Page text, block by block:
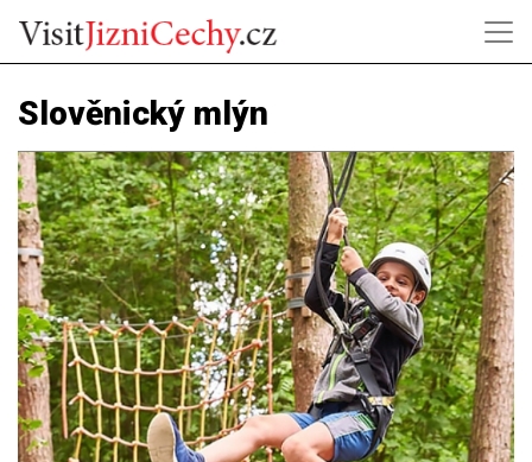
Slověnický mlýn